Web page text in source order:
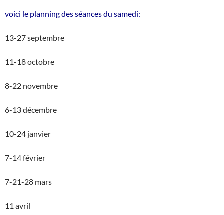
voici le planning des séances du samedi:
13-27 septembre
11-18 octobre
8-22 novembre
6-13 décembre
10-24 janvier
7-14 février
7-21-28 mars
11 avril